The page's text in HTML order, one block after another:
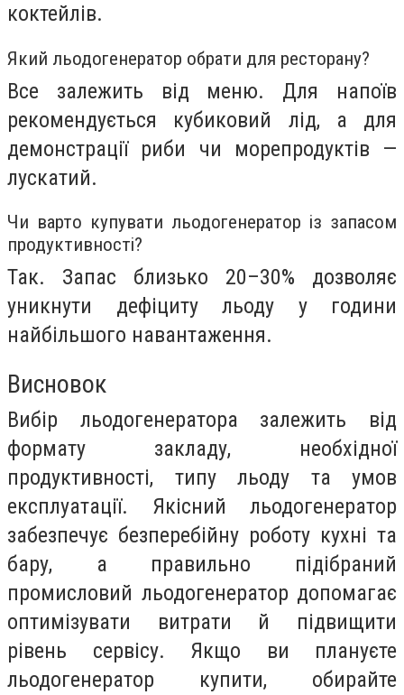
коктейлів.
Який льодогенератор обрати для ресторану?
Все залежить від меню. Для напоїв
рекомендується кубиковий лід, а для
демонстрації риби чи морепродуктів —
лускатий.
Чи варто купувати льодогенератор із запасом
продуктивності?
Так. Запас близько 20–30% дозволяє
уникнути дефіциту льоду у години
найбільшого навантаження.
Висновок
Вибір льодогенератора залежить від
формату закладу, необхідної
продуктивності, типу льоду та умов
експлуатації. Якісний льодогенератор
забезпечує безперебійну роботу кухні та
бару, а правильно підібраний
промисловий льодогенератор допомагає
оптимізувати витрати й підвищити
рівень сервісу. Якщо ви плануєте
льодогенератор купити, обирайте